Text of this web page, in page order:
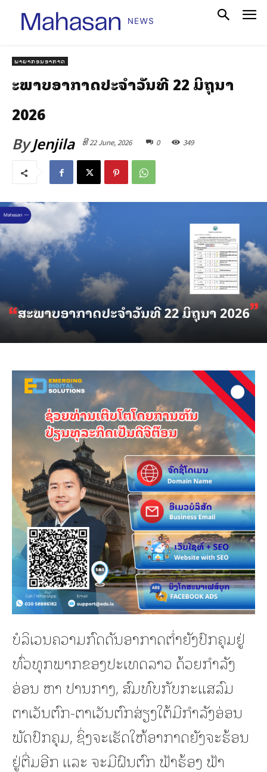
ພາຍາກອນອາກາດ
ສະພາບອາກາດປະຈໍາວັນທີ 22 ມິຖຸນາ
2026
ByJenjila ທີ 22 June, 2026 0 349
ບໍລິເວນຄວາມກົດດັນອາກາດຕ່ຳຍັງປົກຄຸມຢູ່
ທົ່ວທຸກພາກຂອງປະເທດລາວ ດ້ວຍກໍາລັງ
ອ່ອນ ຫາ ປານກາງ, ສົມທົບກັບກະແສລົມ
ຕາເວັນຕົກ-ຕາເວັນຕົກສ່ຽງໃຕ້ມີກໍາລັງອ່ອນ
ພັດປົກຄຸມ, ຊຶ່ງຈະເຮັດໃຫ້ອາກາດຍັງຈະຮ້ອນ
ຢູ່ຕື່ມອີກ ແລະ ຈະມີຝົນຕົກ ຟ້າຮ້ອງ ຟ້າ